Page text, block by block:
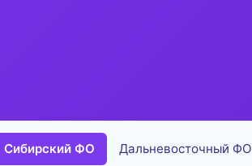
Сибирский ФО Дальневосточный ФО